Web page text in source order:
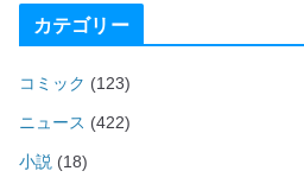
カテゴリー
コミック (123)
ニュース (422)
小説 (18)